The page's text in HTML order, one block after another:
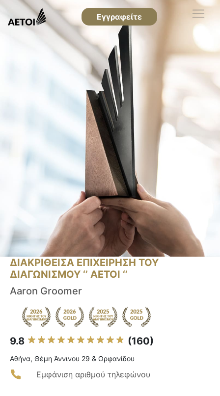
Εγγραφείτε
ΔΙΑΚΡΙΘΕΙΣΑ ΕΠΙΧΕΙΡΗΣΗ ΤΟΥ
ΔΙΑΓΩΝΙΣΜΟΥ ‘’ ΑΕΤΟΙ ‘’
Aaron Groomer
9.8 (160)
Αθήνα, Θέμη Άννινου 29 & Ορφανίδου
Εμφάνιση αριθμού τηλεφώνου